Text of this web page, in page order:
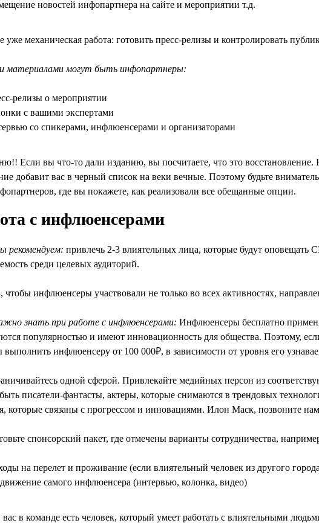
новостей инфопартнера на сайте и мероприятии т.д.
уже механическая работа: готовить пресс-релизы и контролировать
материалами могут быть инфопартнеры:
релизы о мероприятии
с вашими экспертами
со спикерами, инфлюенсерами и организаторами
Если вы что-то дали изданию, вы посчитаете, что это восстановление.
добавит вас в черный список на веки вечные. Поэтому будьте
где вы покажете, как реализовали все обещанные опции.
с инфлюенсерами
рекомендуем: привлечь 2-3 влиятельных лица, которые будут
среди целевых аудиторий.
чтобы инфлюенсеры участвовали не только во всех активностях,
знать при работе с инфлюенсерами: Инфлюенсеры бесплатно
популярностью и имеют инновационность для общества. Поэтому,
выполнить инфлюенсеру от 100 000₽, в зависимости от уровня его
одной сферой. Привлекайте медийных персон из
писатели-фантасты, актеры, которые снимаются в трендовых
которые связаны с прогрессом и инновациями. Илон Маск, позвоните
спонсорский пакет, где отмечены варианты сотрудничества,
на перелет и проживание (если влиятельный человек из другого
самого инфлюенсера (интервью, колонка, видео)
в команде есть человек, который умеет работать с влиятельными